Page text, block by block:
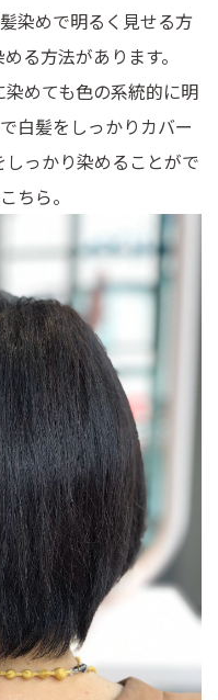
染めで明るく見せる方
る方法があります。
めても色の系統的に明
白髪をしっかりカバー
っかり染めることがで
ちら。